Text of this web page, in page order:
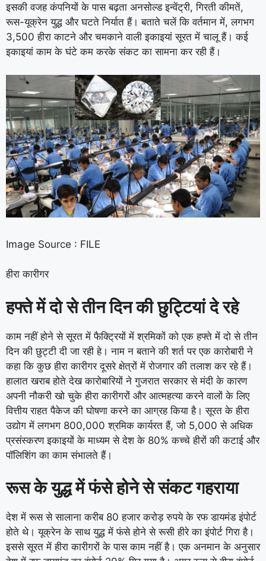
इसकी वजह कंपनियों के पास बढ़ता अनसोल्ड इन्वेंट्री, गिरती कीमतें,
रूस-यूक्रेन युद्ध और घटते निर्यात हैं। बताते चलें कि वर्तमान में, लगभग
3,500 हीरा काटने और चमकाने वाली इकाइयां सूरत में चालू हैं। कई
इकाइयां काम के घंटे कम करके संकट का सामना कर रही हैं।
Image Source : FILE
हीरा कारीगर
हफ्ते में दो से तीन दिन की छुट्टियां दे रहे
काम नहीं होने से सूरत में फैक्ट्रियों में श्रमिकों को एक हफ्ते में दो से तीन
दिन की छुट्टी दी जा रही हे। नाम न बताने की शर्त पर एक कारोबारी ने
कहा कि कुछ हीरा कारीगर दूसरे क्षेत्रों में रोजगार की तलाश कर रहे हैं।
हालात खराब होते देख कारोबारियों ने गुजरात सरकार से मंदी के कारण
अपनी नौकरी खो चुके हीरा कारीगरों और आत्महत्या करने वालों के लिए
वित्तीय राहत पैकेज की घोषणा करने का आग्रह किया है। सूरत के हीरा
उद्योग में लगभग 800,000 श्रमिक कार्यरत हैं, जो 5,000 से अधिक
प्रसंस्करण इकाइयों के माध्यम से देश के 80% कच्चे हीरों की कटाई और
पॉलिशिंग का काम संभालते हैं।
रूस के युद्ध में फंसे होने से संकट गहराया
देश में रूस से सालाना करीब 80 हजार करोड़ रुपये के रफ डायमंड इंपोर्ट
होते थे। यूक्रेन के साथ युद्ध में फंसे होने से रूसी हीरे का इंपोर्ट गिरा है।
इससे सूरत में हीरा कारीगरों के पास काम नहीं है। एक अनमान के अनुसार